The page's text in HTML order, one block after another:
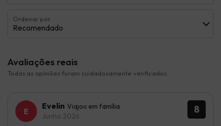
Ordenar por:
Recomendado
Avaliações reais
Todas as opiniões foram cuidadosamente verificados.
8
Evelin Viajou em família
Junho 2026